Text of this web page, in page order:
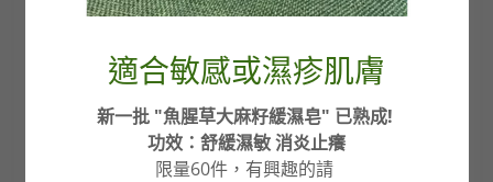
適合敏感或濕疹肌膚
新一批 "魚腥草大麻籽緩濕皂" 已熟成!
功效：舒緩濕敏 消炎止癢
限量60件，有興趣的請